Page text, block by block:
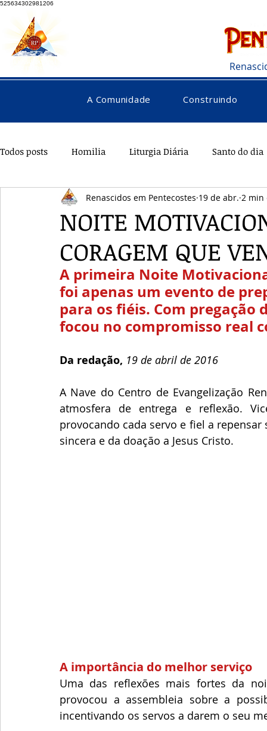
525634302981206
A Comunidade Construindo
Todos posts Homilia Liturgia Diária Santo do dia
Pentecostes Galeria Orações Saúde
NOITE
CORAGEM QUE
Renascidos em Pentecostes 19 de abr. 2 min
A primeira Noite
foi apenas um evento de
para os fiéis. Com pregação
focou no compromisso real
Da redação, 19 de abril de 2016
A Nave do Centro de Evangelização
atmosfera de entrega e reflexão.
provocando cada servo e fiel a
sincera e da doação a Jesus Cristo.
A importância do melhor serviço
Uma das reflexões mais fortes da
provocou a assembleia sobre a
incentivando os servos a darem o seu